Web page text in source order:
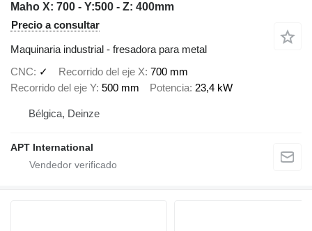
Maho X: 700 - Y:500 - Z: 400mm
Precio a consultar
Maquinaria industrial - fresadora para metal
CNC
✓ Recorrido del eje X 700 mm
Recorrido del eje Y 500 mm Potencia 23,4 kW
Bélgica, Deinze
APT International